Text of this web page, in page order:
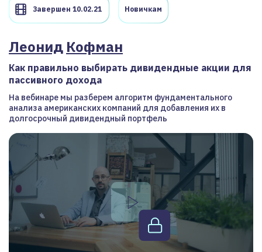
Завершен 10.02.21 Новичкам
Леонид Кофман
Как правильно выбирать дивидендные акции для
пассивного дохода
На вебинаре мы разберем алгоритм фундаментального
анализа американских компаний для добавления их в
долгосрочный дивидендный портфель